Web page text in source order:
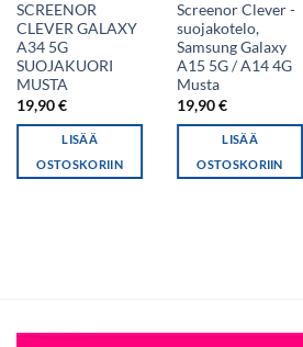
SCREENOR
CLEVER GALAXY
A34 5G
SUOJAKUORI
MUSTA
19,90€
LISÄÄ
OSTOSKORIIN
Screenor Clever -
suojakotelo,
Samsung Galaxy
A15 5G / A14 4G
Musta
19,90€
LISÄÄ
OSTOSKORIIN